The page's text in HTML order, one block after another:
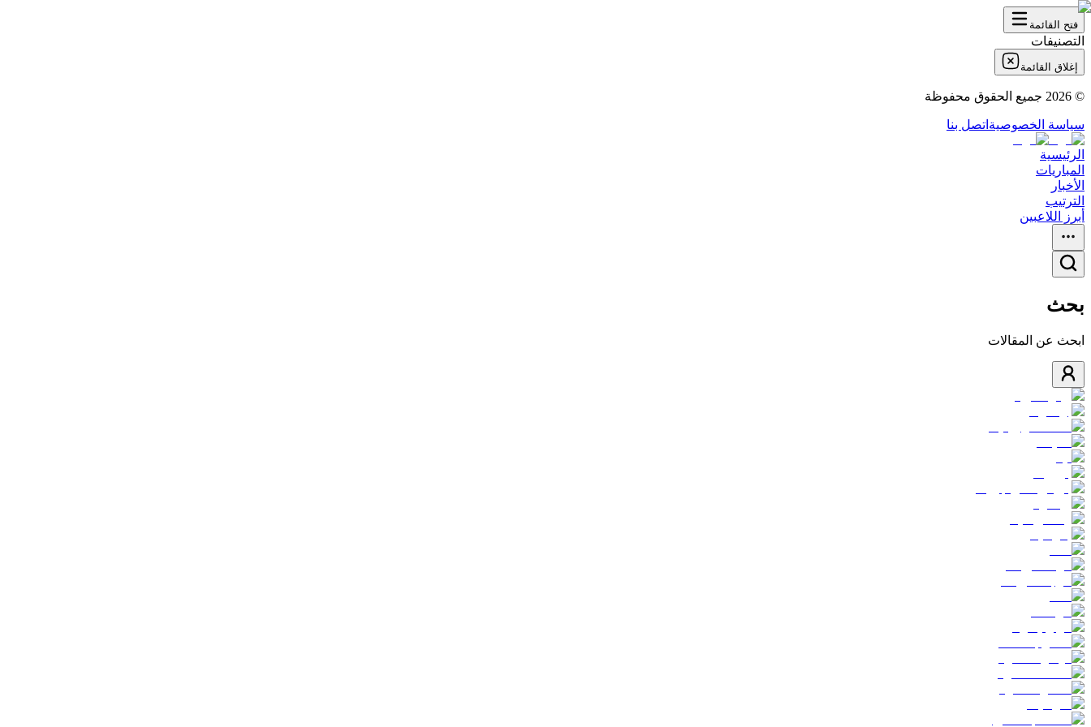
فتح القائمة
التصنيفات
إغلاق القائمة
©
2026 جميع الحقوق محفوظة
سياسة الخصوصية اتصل بنا
الرئيسية
المباريات
الأخبار
الترتيب
أبرز اللاعبين
بحث
ابحث عن المقالات